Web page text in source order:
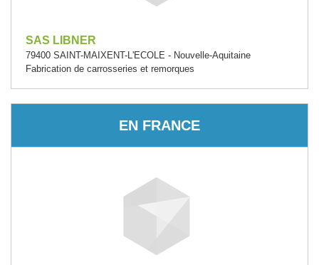
SAS LIBNER
79400 SAINT-MAIXENT-L'ECOLE - Nouvelle-Aquitaine
Fabrication de carrosseries et remorques
EN FRANCE